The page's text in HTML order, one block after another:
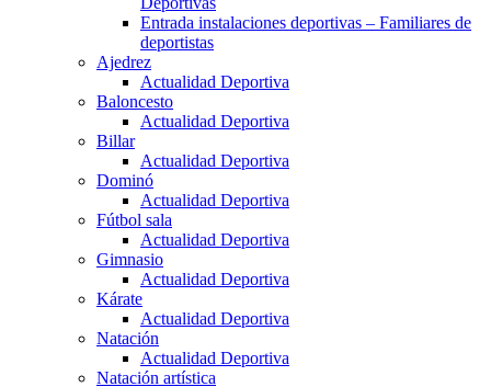
Entrada instalaciones deportivas – Familiares de
deportistas
Ajedrez
Actualidad Deportiva
Baloncesto
Actualidad Deportiva
Billar
Actualidad Deportiva
Dominó
Actualidad Deportiva
Fútbol sala
Actualidad Deportiva
Gimnasio
Actualidad Deportiva
Kárate
Actualidad Deportiva
Natación
Actualidad Deportiva
Natación artística